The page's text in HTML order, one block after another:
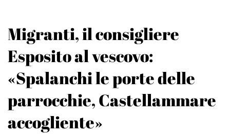
Migranti, il consigliere
Esposito al vescovo:
«Spalanchi le porte delle
parrocchie, Castellammare
accogliente»